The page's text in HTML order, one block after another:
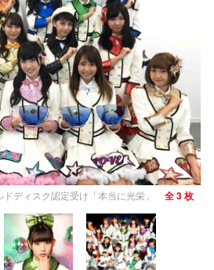
ディスク認定受け「本当に光栄」 全 3 枚